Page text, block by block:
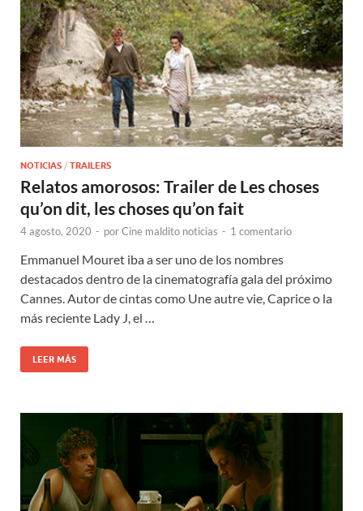
NOTICIAS / TRAILERS
Relatos amorosos: Trailer de Les choses
qu’on dit, les choses qu’on fait
4 agosto, 2020 - porCine maldito noticias - 1 comentario
Emmanuel Mouret iba a ser uno de los nombres
destacados dentro de la cinematografía gala del próximo
Cannes. Autor de cintas como Une autre vie, Caprice o la
más reciente Lady J, el …
LEER MÁS